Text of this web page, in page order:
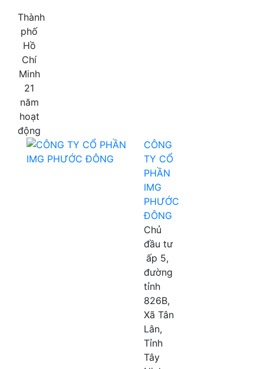
Thành
phố
Hồ
Chí
Minh
21
năm
hoạt
động
CÔNG
TY CỔ
PHẦN
IMG
PHƯỚC
ĐÔNG
Chủ
đầu tư
ấp 5,
đường
tỉnh
826B,
Xã Tân
Lân,
Tỉnh
Tây